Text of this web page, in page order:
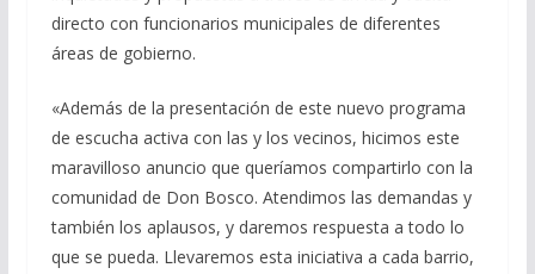
directo con funcionarios municipales de diferentes
áreas de gobierno.
«Además de la presentación de este nuevo programa
de escucha activa con las y los vecinos, hicimos este
maravilloso anuncio que queríamos compartirlo con la
comunidad de Don Bosco. Atendimos las demandas y
también los aplausos, y daremos respuesta a todo lo
que se pueda. Llevaremos esta iniciativa a cada barrio,